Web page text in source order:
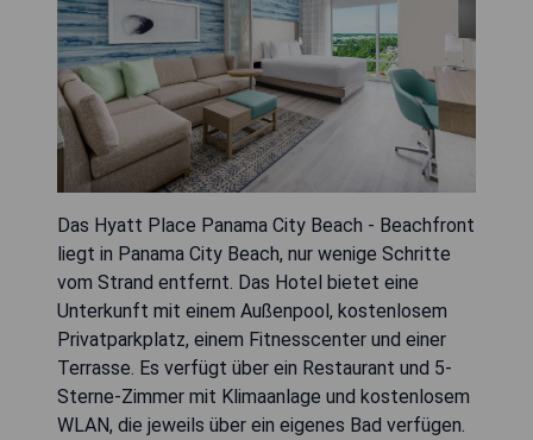
Das Hyatt Place Panama City Beach - Beachfront
liegt in Panama City Beach, nur wenige Schritte
vom Strand entfernt. Das Hotel bietet eine
Unterkunft mit einem Außenpool, kostenlosem
Privatparkplatz, einem Fitnesscenter und einer
Terrasse. Es verfügt über ein Restaurant und 5-
Sterne-Zimmer mit Klimaanlage und kostenlosem
WLAN, die jeweils über ein eigenes Bad verfügen.